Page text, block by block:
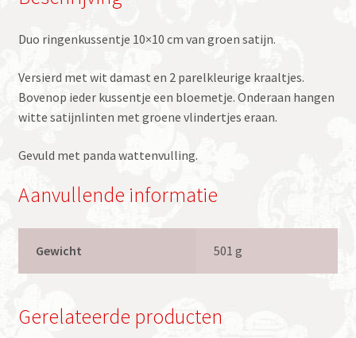
Duo ringenkussentje 10×10 cm van groen satijn.
Versierd met wit damast en 2 parelkleurige kraaltjes.
Bovenop ieder kussentje een bloemetje. Onderaan hangen
witte satijnlinten met groene vlindertjes eraan.
Gevuld met panda wattenvulling.
Aanvullende informatie
Gewicht 501 g
Gerelateerde producten